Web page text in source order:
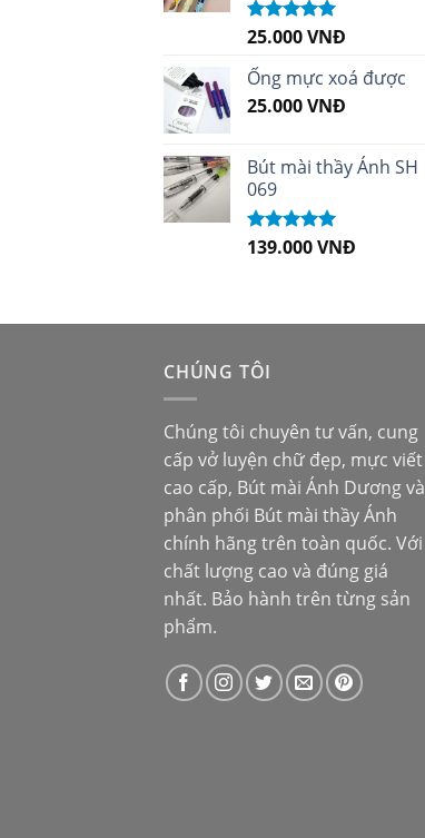
Được xếp
sao
25.000VNĐ
Ống mực xoá được
25.000VNĐ
Bút mài thầy Ánh SH
069
Được xếp
139.000VNĐ
CHÚNG TÔI
Chúng tôi chuyên tư vấn, cung
cấp vở luyện chữ đẹp, mực viết
cao cấp, Bút mài Ánh Dươngvà
phân phối Bút mài thầy Ánh
chính hãng trên toàn quốc. Với
chất lượng cao và đúng giá
nhất. Bảo hành trên từng sản
phẩm.